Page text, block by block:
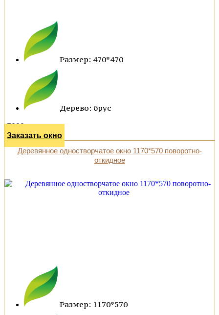
Размер: 470*470
Дерево: брус
5000 р.
Заказать окно
Деревянное одностворчатое окно 1170*570 поворотно-
откидное
Размер: 1170*570